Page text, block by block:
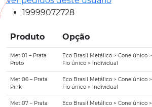
19999072728
Produto Opção
Met 01 – Prata
Preto
Eco Brasil Metálico > Cone único >
Fio único > Individual
Met 06 – Prata
Pink
Eco Brasil Metálico > Cone único >
Fio único > Individual
Met 07 – Prata
Eco Brasil Metálico > Cone único >